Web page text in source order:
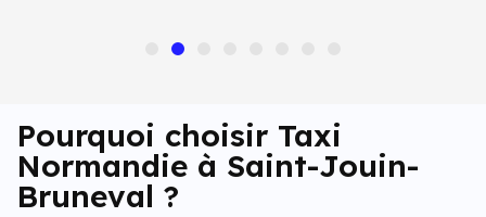
Pourquoi choisir Taxi
Normandie à Saint-Jouin-
Bruneval ?